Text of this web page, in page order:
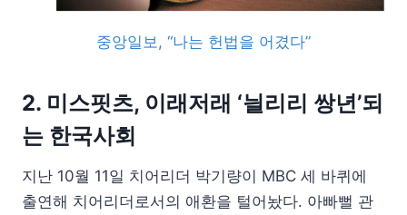
중앙일보, “나는 헌법을 어겼다”
2. 미스핏츠, 이래저래 ‘늴리리 쌍년’되
는 한국사회
지난 10월 11일 치어리더 박기량이 MBC 세 바퀴에
출연해 치어리더로서의 애환을 털어놨다. 아빠뻘 관